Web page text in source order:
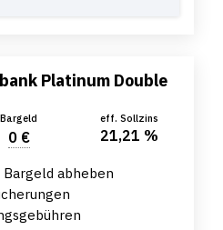
Platinum Double
Bargeld
0 €
eff. Sollzins
21,21 %
abheben